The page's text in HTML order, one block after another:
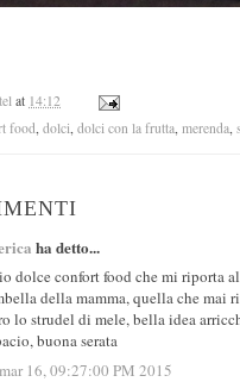
at 14:12
food dolci dolci con la frutta merenda
ha detto...
dolce confort food che mi riporta
della mamma, quella che mai
lo strudel di mele, bella idea
buona serata
16, 09:27:00 PM 2015